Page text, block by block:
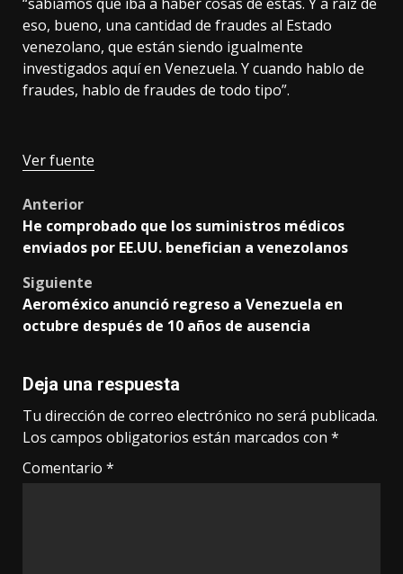
eso, bueno, una cantidad de fraudes al Estado
venezolano, que están siendo igualmente
investigados aquí en Venezuela. Y cuando hablo de
fraudes, hablo de fraudes de todo tipo”.
Ver fuente
Post
navigation
Anterior
He comprobado que los suministros médicos
enviados por EE.UU. benefician a venezolanos
Siguiente
Aeroméxico anunció regreso a Venezuela en
octubre después de 10 años de ausencia
Deja una respuesta
Tu dirección de correo electrónico no será publicada.
Los campos obligatorios están marcados con *
Comentario *